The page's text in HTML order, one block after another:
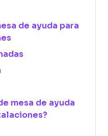
de ayuda para
mesa de ayuda